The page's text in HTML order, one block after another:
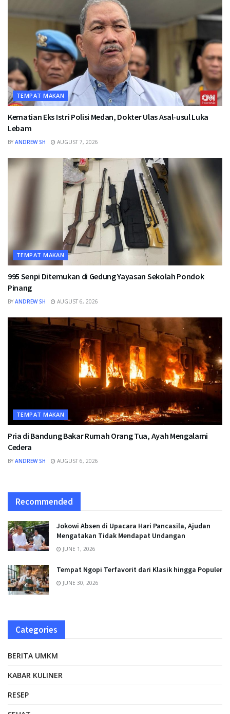
TEMPAT MAKAN
Kematian Eks Istri Polisi Medan, Dokter Ulas Asal-usul Luka
Lebam
BY ANDREW SH AUGUST 7, 2026
TEMPAT MAKAN
995 Senpi Ditemukan di Gedung Yayasan Sekolah Pondok
Pinang
BY ANDREW SH AUGUST 6, 2026
TEMPAT MAKAN
Pria di Bandung Bakar Rumah Orang Tua, Ayah Mengalami
Cedera
BY ANDREW SH AUGUST 6, 2026
Recommended
Jokowi Absen di Upacara Hari Pancasila, Ajudan
Mengatakan Tidak Mendapat Undangan
JUNE 1, 2026
Tempat Ngopi Terfavorit dari Klasik hingga Populer
JUNE 30, 2026
Categories
BERITA UMKM
KABAR KULINER
RESEP